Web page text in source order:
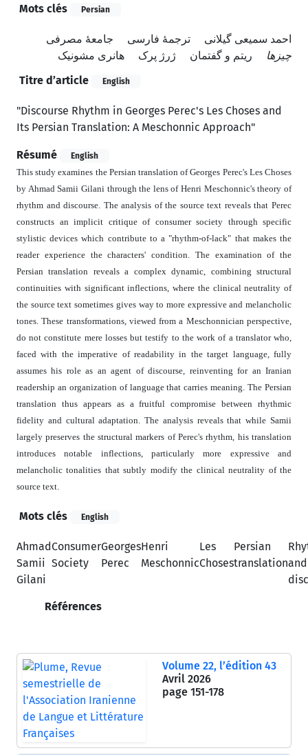
Mots clés Persian
احمد سمیعی گیلانی ترجمۀ فارسی
جامعۀ مصرفی
چیزها
ریتم و گفتمان ژرژ پرک
هانری مشونیک
Titre d’article
English
"Discourse Rhythm in Georges Perec's Les Choses and
Its Persian Translation: A Meschonnic Approach"
Résumé English
This study examines the Persian translation of Georges Perec's Les Choses
by Ahmad Samii Gilani through the lens of Henri Meschonnic's theory of
rhythm and discourse. The analysis of the source text reveals that Perec
constructs an implicit critique of consumer society through specific
stylistic devices which contribute to a "rhythm-of-lack" that makes the
reader experience the characters' condition. The examination of the
Persian translation reveals a complex dynamic, combining structural
continuities with significant inflections, where the clinical neutrality of
the source text sometimes gives way to more expressive and melancholic
tones. These transformations, viewed from a Meschonnician perspective,
do not constitute mere losses but testify to the work of a translator who,
faced with the imperative of readability in the target language, fully
assumes his role as an agent of discourse, reinventing for an Iranian
readership an organization of language that carries meaning. The Persian
translation thus appears as a fruitful compromise between rhythmic
fidelity and cultural adaptation. The analysis reveals that while Samii
largely preserves the structural markers of Perec's rhythm, his translation
introduces notable inflections, particularly more expressive and
melancholic tonalities that subtly modify the clinical neutrality of the
source text.
Mots clés English
Ahmad
Samii
Gilani
Consumer
Society
Georges
Perec
Henri
Meschonnic
Les
Choses
Persian
translationand
Références
Volume 22, l’édition 43
Avril 2026
page 151-178